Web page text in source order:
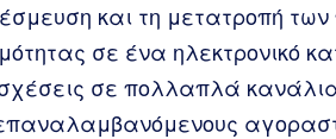
και τη μετατροπή
σε ένα ηλεκτρονικό
σε πολλαπλά
επαναλαμβανόμενους